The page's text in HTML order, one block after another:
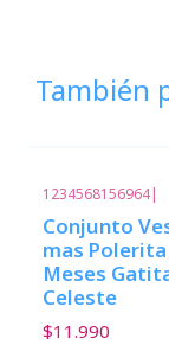
También
1234568156964|
Conjunto
mas
Meses
Celeste
$11.990